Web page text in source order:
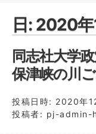
日: 2020年
同志社大学
保津峡の川
投稿日時: 2020年
投稿者: pj-admin-